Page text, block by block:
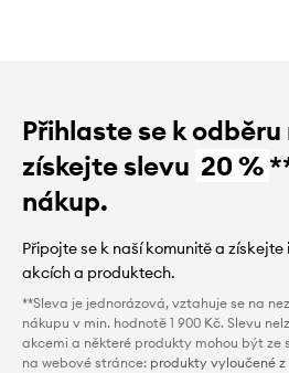
Přihlaste se k
získejte slevu 20 %
nákup.
Připojte se k naší komunitě a
akcích a produktech.
**Sleva je jednorázová, vztahuje se na
nákupu v min. hodnotě 1 900 Kč. Slevu
akcemi a některé produkty mohou být ze
na webové stránce: produkty vyloučené z